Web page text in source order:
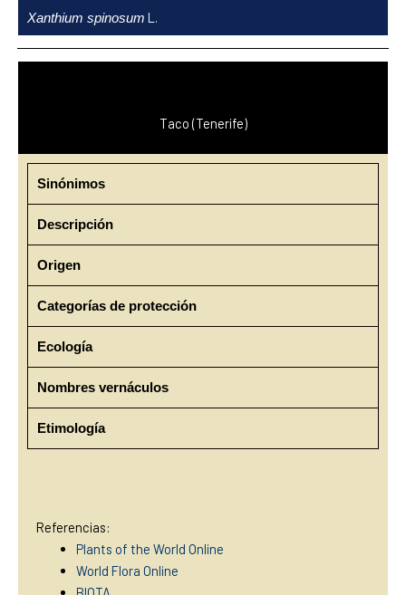
contenido
Xanthium spinosum L.
Taco (Tenerife)
Sinónimos
Descripción
Origen
Categorías de protección
Ecología
Nombres vernáculos
Etimología
Referencias:
Plants of the World Online
World Flora Online